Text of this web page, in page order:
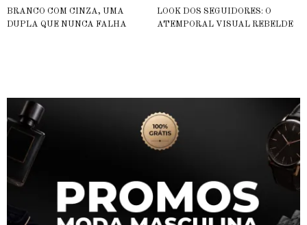
BRANCO COM CINZA, UMA
DUPLA QUE NUNCA FALHA
LOOK DOS SEGUIDORES: O
ATEMPORAL VISUAL REBELDE